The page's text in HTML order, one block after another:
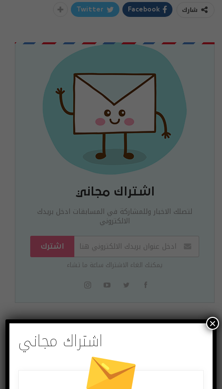
شارك Facebook
Twitter
اشتراك مجاني
لتصلك الاخبار وللمشاركة في المسابقات ادخل بريدك
الالكتروني
اشترك
يمكنك الغاء الاشتراك ساعة ما تشاء
آبل تسيطر على سوق
الهواتف الرائدة بحصة
اشتراك مجاني
×